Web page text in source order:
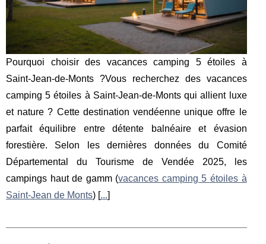
Pourquoi choisir des vacances camping 5 étoiles à
Saint-Jean-de-Monts ?Vous recherchez des vacances
camping 5 étoiles à Saint-Jean-de-Monts qui allient luxe
et nature ? Cette destination vendéenne unique offre le
parfait équilibre entre détente balnéaire et évasion
forestière. Selon les dernières données du Comité
Départemental du Tourisme de Vendée 2025, les
campings haut de gamm (vacances camping 5 étoiles à
Saint-Jean de Monts) [...]